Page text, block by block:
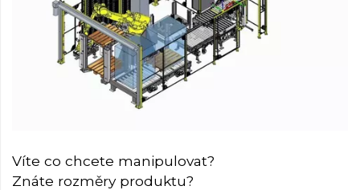
Víte co chcete manipulovat?
Znáte rozměry produktu?